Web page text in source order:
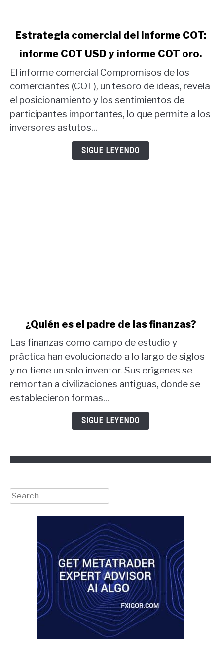
link
Estrategia
comercial
del
informe
COT:
informe
COT
Estrategia comercial del informe COT:
informe COT USD y informe COT oro.
El informe comercial Compromisos de los
comerciantes (COT), un tesoro de ideas, revela
el posicionamiento y los sentimientos de
participantes importantes, lo que permite a los
inversores astutos...
SIGUE LEYENDO
¿Quién
es
el
las
¿Quién es el padre de las finanzas?
Las finanzas como campo de estudio y
práctica han evolucionado a lo largo de siglos
y no tiene un solo inventor. Sus orígenes se
remontan a civilizaciones antiguas, donde se
establecieron formas...
SIGUE LEYENDO
Search
for: